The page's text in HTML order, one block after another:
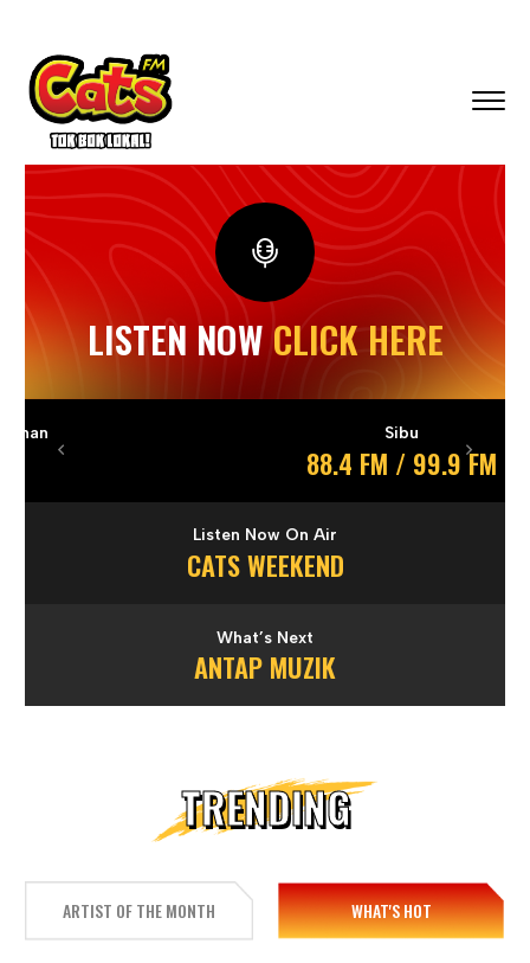
LISTEN NOWCLICK HERE
88.4 FM / 99.9 FM
Previous Next
Listen Now On Air
CATS WEEKEND
What’s Next
ANTAP MUZIK
TRENDING
ARTIST OF THE MONTH WHAT'S HOT